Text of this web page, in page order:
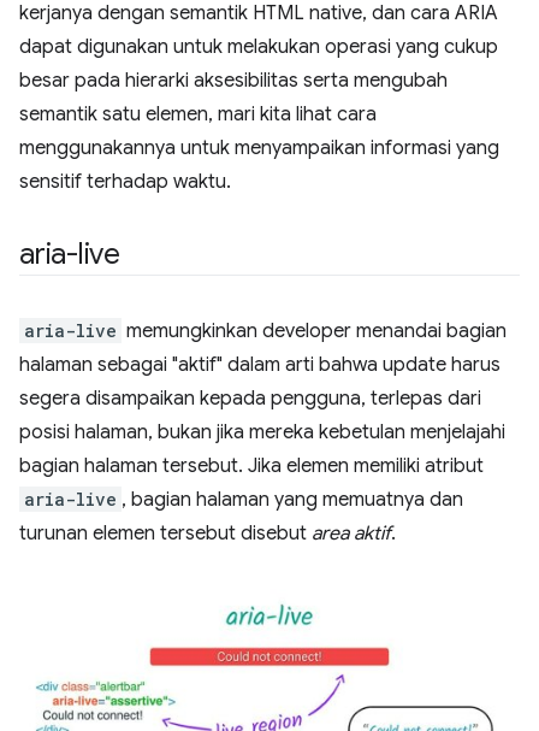
kerjanya dengan semantik HTML native, dan cara ARIA
dapat digunakan untuk melakukan operasi yang cukup
besar pada hierarki aksesibilitas serta mengubah
semantik satu elemen, mari kita lihat cara
menggunakannya untuk menyampaikan informasi yang
sensitif terhadap waktu.
aria-live
aria-live memungkinkan developer menandai bagian
halaman sebagai "aktif" dalam arti bahwa update harus
segera disampaikan kepada pengguna, terlepas dari
posisi halaman, bukan jika mereka kebetulan menjelajahi
bagian halaman tersebut. Jika elemen memiliki atribut
aria-live , bagian halaman yang memuatnya dan
turunan elemen tersebut disebut area aktif.